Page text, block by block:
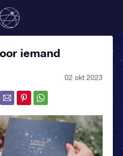
iemand
02 okt 2023